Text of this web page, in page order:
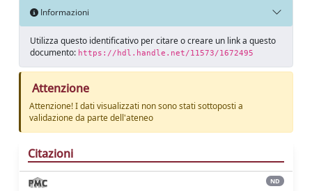
Informazioni
Utilizza questo identificativo per citare o creare un link a questo
documento: https://hdl.handle.net/11573/1672495
Attenzione
Attenzione! I dati visualizzati non sono stati sottoposti a
validazione da parte dell'ateneo
Citazioni
ND